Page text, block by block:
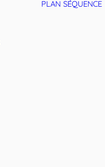
PLAN SÉQUENCE